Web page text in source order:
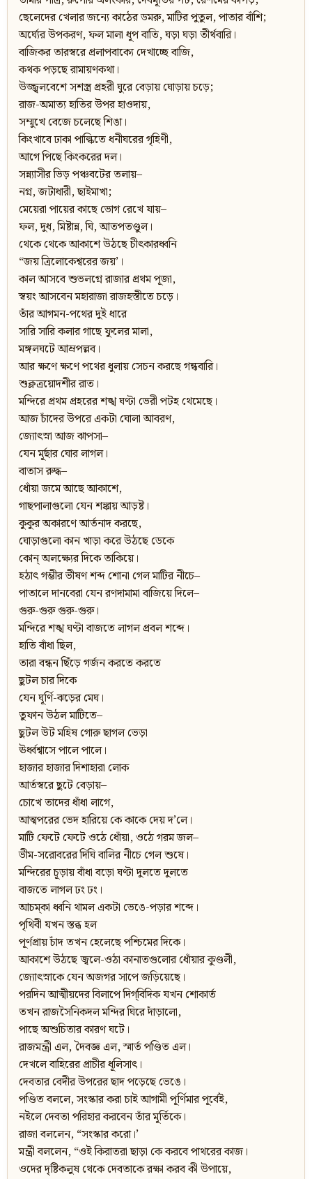
ছেলেদের খেলার জন্যে কাঠের ডমরু, মাটির পুতুল, পাতার বাঁশি;
অর্ঘ্যের উপকরণ, ফল মালা ধূপ বাতি, ঘড়া ঘড়া তীর্থবারি।
বাজিকর তারস্বরে প্রলাপবাক্যে দেখাচ্ছে বাজি,
কথক পড়ছে রামায়ণকথা।
উজ্জ্বলবেশে সশস্ত্র প্রহরী ঘুরে বেড়ায় ঘোড়ায় চড়ে;
রাজ-অমাত্য হাতির উপর হাওদায়,
সম্মুখে বেজে চলেছে শিঙা।
কিংখাবে ঢাকা পাল্কিতে ধনীঘরের গৃহিণী,
আগে পিছে কিংকরের দল।
সন্ন্যাসীর ভিড় পঞ্চবটের তলায়–
নগ্ন, জটাধারী, ছাইমাখা;
মেয়েরা পায়ের কাছে ভোগ রেখে যায়–
ফল, দুধ, মিষ্টান্ন, ঘি, আতপতণ্ডুল।
থেকে থেকে আকাশে উঠছে চীৎকারধ্বনি
“জয় ত্রিলোকেশ্বরের জয়’।
কাল আসবে শুভলগ্নে রাজার প্রথম পূজা,
স্বয়ং আসবেন মহারাজা রাজহস্তীতে চড়ে।
তাঁর আগমন-পথের দুই ধারে
সারি সারি কলার গাছে ফুলের মালা,
মঙ্গলঘটে আম্রপল্লব।
আর ক্ষণে ক্ষণে পথের ধুলায় সেচন করছে গন্ধবারি।
শুক্লত্রয়োদশীর রাত।
মন্দিরে প্রথম প্রহরের শঙ্খ ঘণ্টা ভেরী পটহ থেমেছে।
আজ চাঁদের উপরে একটা ঘোলা আবরণ,
জ্যোৎস্না আজ ঝাপসা–
যেন মূর্ছার ঘোর লাগল।
বাতাস রুদ্ধ–
ধোঁয়া জমে আছে আকাশে,
গাছপালাগুলো যেন শঙ্কায় আড়ষ্ট।
কুকুর অকারণে আর্তনাদ করছে,
ঘোড়াগুলো কান খাড়া করে উঠছে ডেকে
কোন্‌ অলক্ষ্যের দিকে তাকিয়ে।
হঠাৎ গম্ভীর ভীষণ শব্দ শোনা গেল মাটির নীচে–
পাতালে দানবেরা যেন রণদামামা বাজিয়ে দিলে–
গুরু-গুরু গুরু-গুরু।
মন্দিরে শঙ্খ ঘণ্টা বাজতে লাগল প্রবল শব্দে।
হাতি বাঁধা ছিল,
তারা বন্ধন ছিঁড়ে গর্জন করতে করতে
ছুটল চার দিকে
যেন ঘূর্ণি-ঝড়ের মেঘ।
তুফান উঠল মাটিতে–
ছুটল উট মহিষ গোরু ছাগল ভেড়া
ঊর্ধ্বশ্বাসে পালে পালে।
হাজার হাজার দিশাহারা লোক
আর্তস্বরে ছুটে বেড়ায়–
চোখে তাদের ধাঁধা লাগে,
আত্মপরের ভেদ হারিয়ে কে কাকে দেয় দ’লে।
মাটি ফেটে ফেটে ওঠে ধোঁয়া, ওঠে গরম জল–
ভীম-সরোবরের দিঘি বালির নীচে গেল শুষে।
মন্দিরের চূড়ায় বাঁধা বড়ো ঘণ্টা দুলতে দুলতে
বাজতে লাগল ঢং ঢং।
আচম্‌কা ধ্বনি থামল একটা ভেঙে-পড়ার শব্দে।
পৃথিবী যখন স্তব্ধ হল
পূর্ণপ্রায় চাঁদ তখন হেলেছে পশ্চিমের দিকে।
আকাশে উঠছে জ্বলে-ওঠা কানাতগুলোর ধোঁয়ার কুণ্ডলী,
জ্যোৎস্নাকে যেন অজগর সাপে জড়িয়েছে।
পরদিন আত্মীয়দের বিলাপে দিগ্‌বিদিক যখন শোকার্ত
তখন রাজসৈনিকদল মন্দির ঘিরে দাঁড়ালো,
পাছে অশুচিতার কারণ ঘটে।
রাজমন্ত্রী এল, দৈবজ্ঞ এল, স্মার্ত পণ্ডিত এল।
দেখলে বাহিরের প্রাচীর ধূলিসাৎ।
দেবতার বেদীর উপরের ছাদ পড়েছে ভেঙে।
পণ্ডিত বললে, সংস্কার করা চাই আগামী পূর্ণিমার পূর্বেই,
নইলে দেবতা পরিহার করবেন তাঁর মূর্তিকে।
রাজা বললেন, “সংস্কার করো।’
মন্ত্রী বললেন, “ওই কিরাতরা ছাড়া কে করবে পাথরের কাজ।
ওদের দৃষ্টিকলুষ থেকে দেবতাকে রক্ষা করব কী উপায়ে,